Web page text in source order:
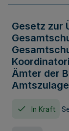
Gesetz zur
Ämter der
Amtszulage
In Kraft